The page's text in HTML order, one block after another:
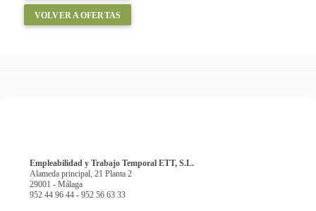
VOLVER A OFERTAS
Empleabilidad y Trabajo Temporal ETT, S.L.
Alameda principal, 21 Planta 2
29001 - Málaga
952 44 96 44 - 952 56 63 33